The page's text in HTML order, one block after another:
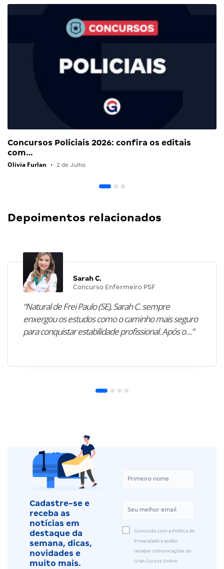
Concursos Policiais 2026: confira os editais
com…
Olivia Furlan • 2 de Julho
Depoimentos relacionados
Sarah C.
Concurso Enfermeiro PSF
“Natural de Frei Paulo (SE), Sarah C. sempre
enxergou os estudos como o caminho mais seguro
para conquistar estabilidade profissional. Após o…”
Cadastre-se e
receba as
notícias em
destaque da
semana, dicas,
novidades e
muito mais.
Concordo com a Política de
Privacidade e aceito
receber comunicações do
Gran Cursos Online.